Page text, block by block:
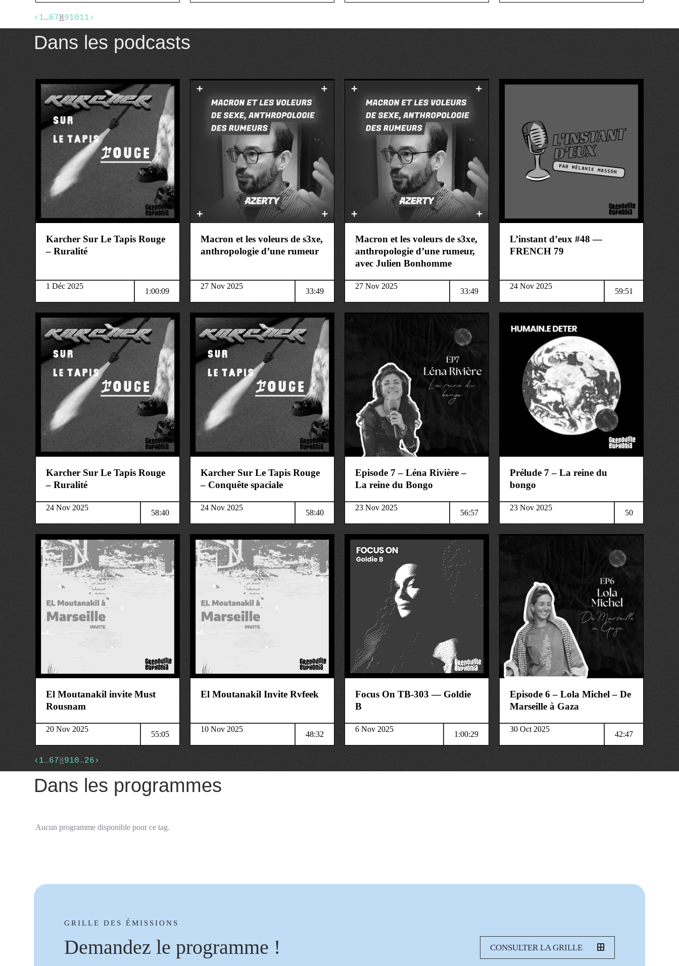
‹ 1…6 7891011 ›
Dans les podcasts
Karcher Sur Le Tapis Rouge
– Ruralité
1 Déc 2025
1:00:09
Macron et les voleurs de s3xe,
anthropologie d’une rumeur
27 Nov 2025
33:49
Macron et les voleurs de s3xe,
anthropologie d’une rumeur,
avec Julien Bonhomme
27 Nov 2025
33:49
L’instant d’eux #48 —
FRENCH 79
24 Nov 2025
59:51
Karcher Sur Le Tapis Rouge
– Ruralité
24 Nov 2025
58:40
Karcher Sur Le Tapis Rouge
– Conquête spaciale
24 Nov 2025
58:40
Episode 7 – Léna Rivière –
La reine du Bongo
23 Nov 2025
56:57
Prélude 7 – La reine du
bongo
23 Nov 2025
50
El Moutanakil invite Must
Rousnam
20 Nov 2025
55:05
El Moutanakil Invite Rvfeek
10 Nov 2025
48:32
Focus On TB-303 — Goldie
B
6 Nov 2025
1:00:29
Episode 6 – Lola Michel – De
Marseille à Gaza
30 Oct 2025
42:47
‹ 1…678910…26 ›
Dans les programmes
Aucun programme disponible pour ce tag.
GRILLE DES ÉMISSIONS
Demandez le programme ! CONSULTER LA GRILLE